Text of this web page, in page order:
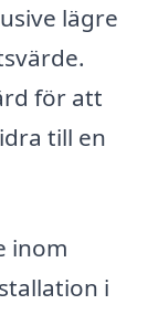
lägre
för att
till en
inom
i